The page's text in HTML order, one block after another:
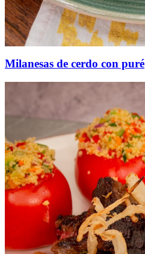
Milanesas de cerdo con puré